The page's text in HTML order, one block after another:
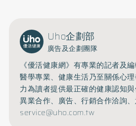
Uho企劃部
廣告及企劃團隊
《優活健康網》有專業的記者及
醫學專業、健康生活乃至關係心
力為讀者提供最正確的健康認知與
異業合作、廣告、行銷合作洽詢、
service@uho.com.tw